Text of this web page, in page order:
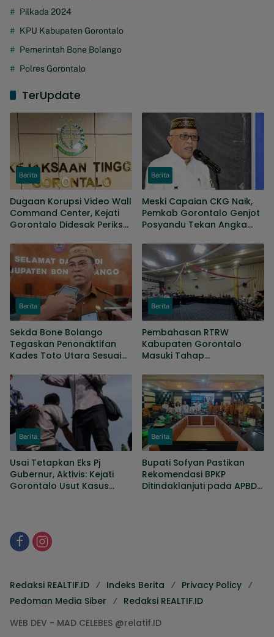
Pilkada 2024
KPU Kabupaten Gorontalo
Pemerintah Bone Bolango
Polres Gorontalo
TerUpdate
Berita
Dugaan Korupsi Video Wall
Command Center, Kejati
Gorontalo Didesak Periksa
2019-2024
Berita
Meski Capaian CKG Naik,
Pemkab Gorontalo Genjot
Posyandu Tekan Angka
Berita
Sekda Bone Bolango
Tegaskan Penonaktifan
Kades Toto Utara Sesuai
Keputusan Tepat
Berita
Pembahasan RTRW
Kabupaten Gorontalo
Masuki Tahap
Persoalan Masih Dibahas
Berita
Usai Tetapkan Eks Pj
Gubernur, Aktivis: Kejati
Gorontalo Usut Kasus
Berita
Bupati Sofyan Pastikan
Rekomendasi BPKP
Ditindaklanjuti pada APBD
Redaksi REALTIF.ID Indeks Berita
Privacy Policy
Pedoman Media Siber
Redaksi REALTIF.ID
WEB DEV - MAD CELEBES @relatif.ID